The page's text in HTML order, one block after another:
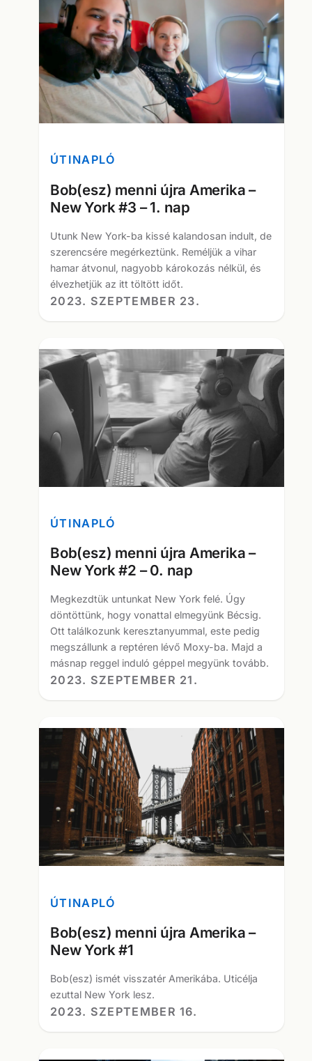
ÚTINAPLÓ
Bob(esz) menni újra Amerika –
New York #3 – 1. nap
Utunk New York-ba kissé kalandosan indult, de
szerencsére megérkeztünk. Reméljük a vihar
hamar átvonul, nagyobb károkozás nélkül, és
élvezhetjük az itt töltött időt.
2023. SZEPTEMBER 23.
ÚTINAPLÓ
Bob(esz) menni újra Amerika –
New York #2 – 0. nap
Megkezdtük untunkat New York felé. Úgy
döntöttünk, hogy vonattal elmegyünk Bécsig.
Ott találkozunk keresztanyummal, este pedig
megszállunk a reptéren lévő Moxy-ba. Majd a
másnap reggel induló géppel megyünk tovább.
2023. SZEPTEMBER 21.
ÚTINAPLÓ
Bob(esz) menni újra Amerika –
New York #1
Bob(esz) ismét visszatér Amerikába. Uticélja
ezuttal New York lesz.
2023. SZEPTEMBER 16.